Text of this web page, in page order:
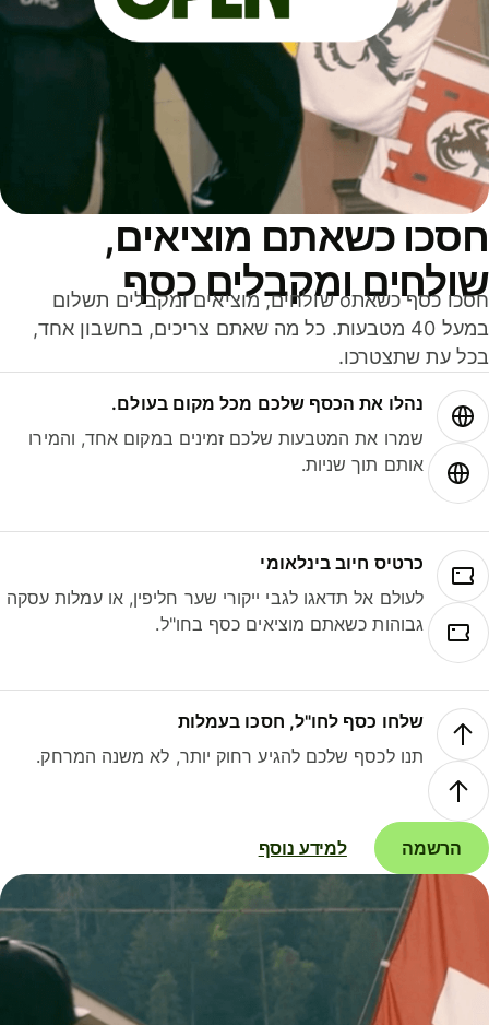
כשאתם מוציאים,
ומקבלים כסף
חסכו כסף כשאתo שולחים, מוציאים ומקבלים תשלום
במעל 40 מטבעות. כל מה שאתם צריכים, בחשבון אחד,
עת שתצטרכו.
נהלו את הכסף שלכם מכל מקום בעולם.
שמרו את המטבעות שלכם זמינים במקום אחד, והמירו
אותם תוך שניות.
כרטיס חיוב בינלאומי
לעולם אל תדאגו לגבי ייקורי שער חליפין, או עמלות עסקה
גבוהות כשאתם מוציאים כסף בחו"ל.
שלחו כסף לחו"ל, חסכו בעמלות
תנו לכסף שלכם להגיע רחוק יותר, לא משנה המרחק.
הרשמה למידע נוסף